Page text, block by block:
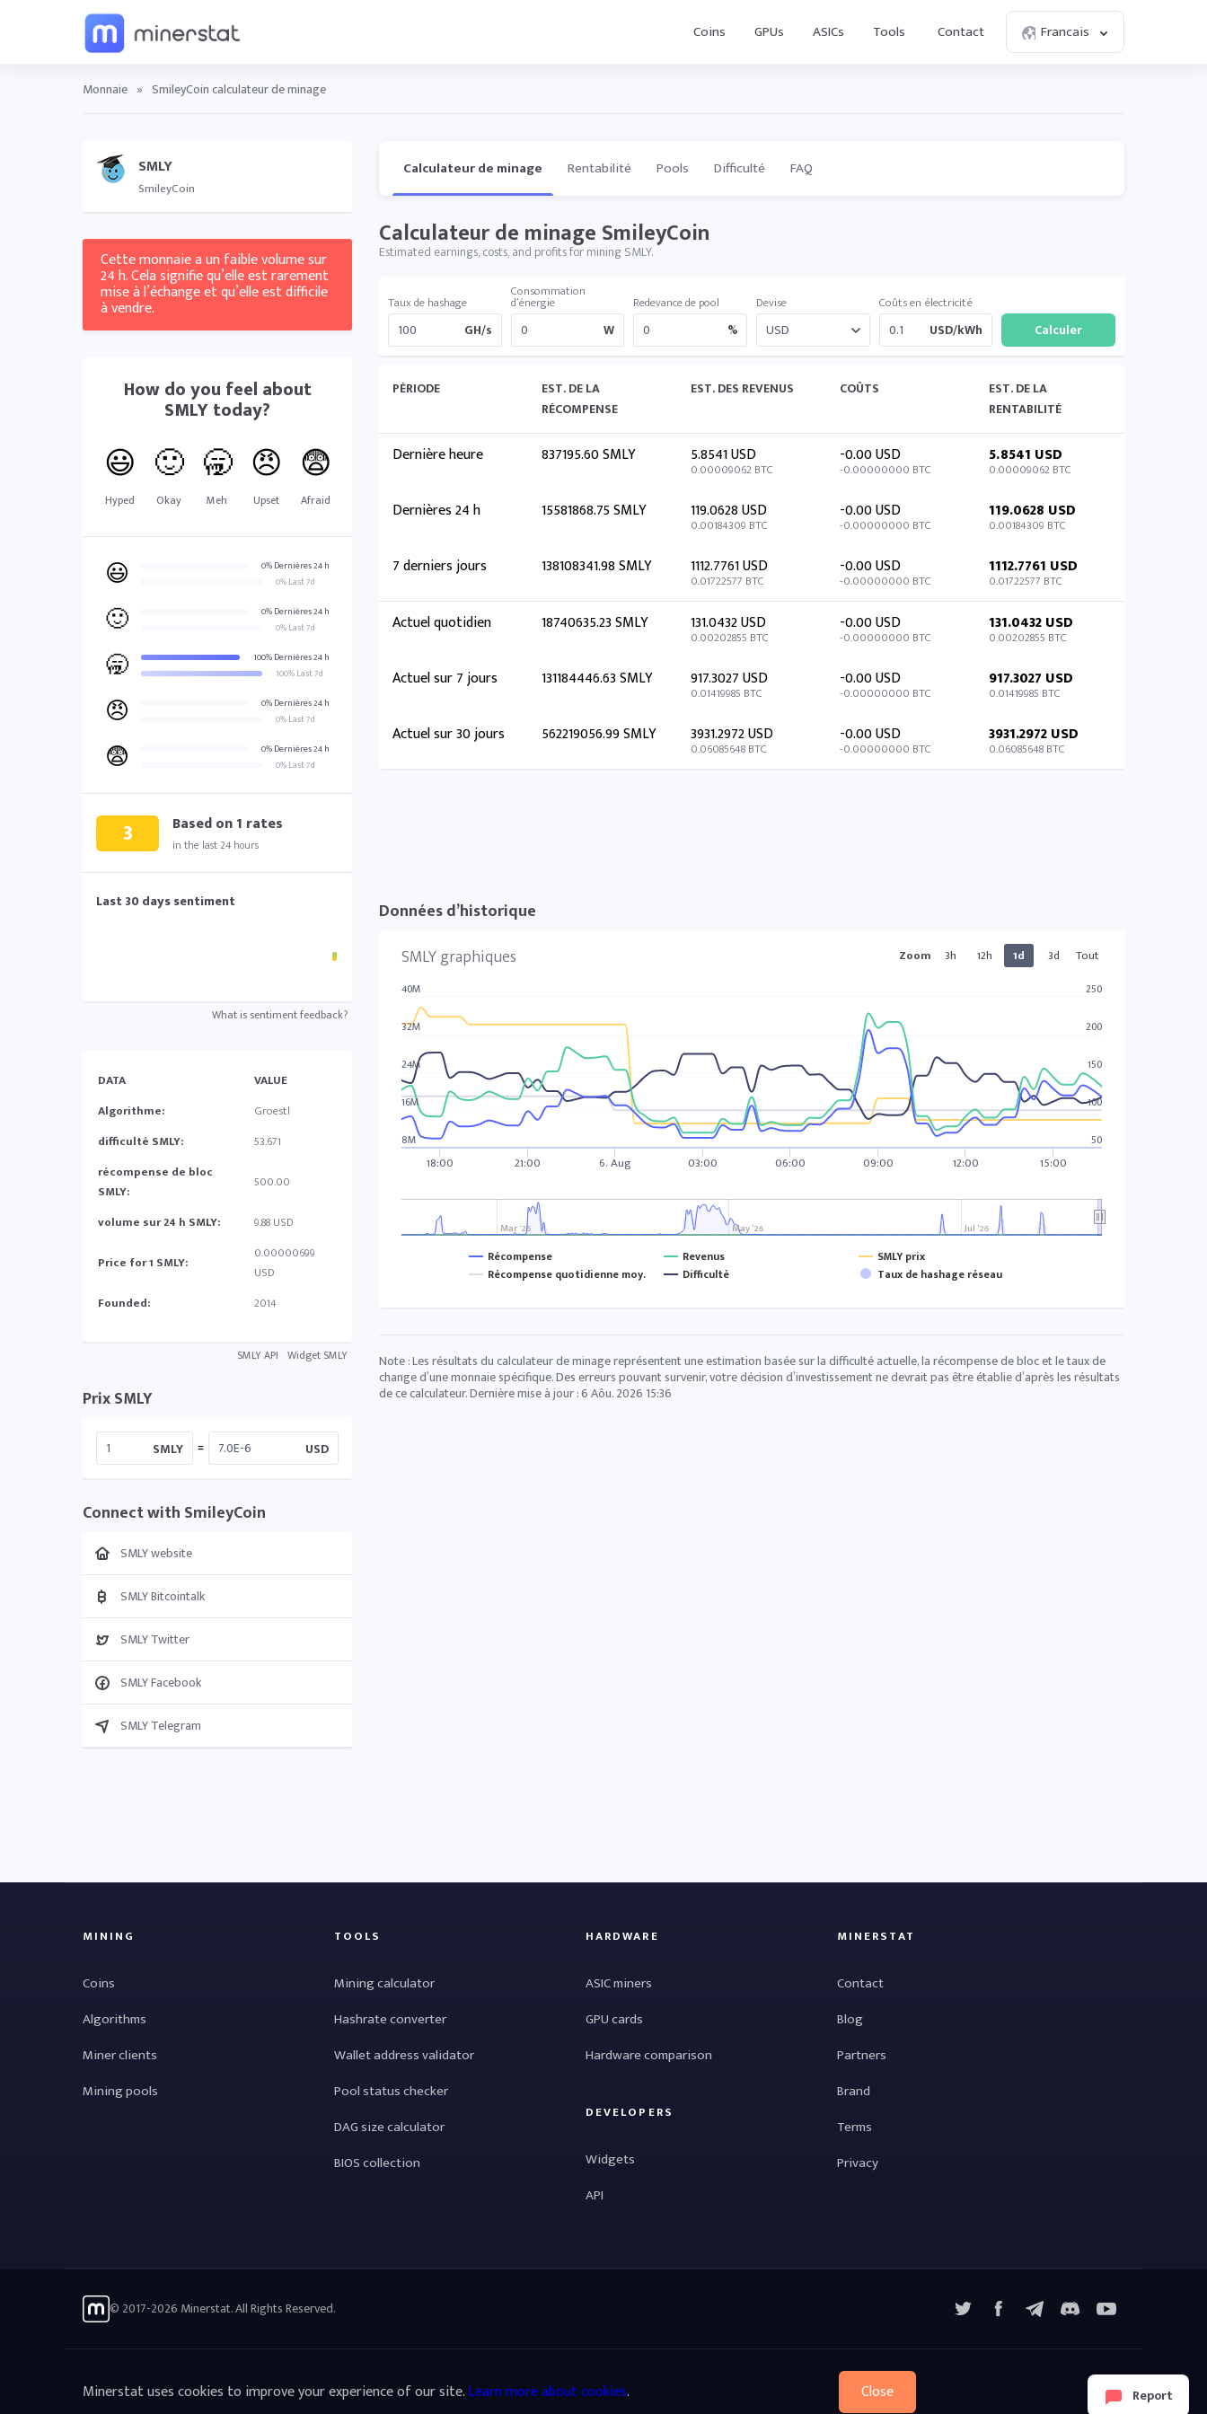
Coins GPUs ASICs Tools Contact Francais
Monnaie » SmileyCoin calculateur de minage
SMLY
SmileyCoin
Cette monnaie a un faible volume sur
24 h. Cela signifie qu’elle est rarement
mise à l’échange et qu’elle est difficile
à vendre.
How do you feel about
SMLYtoday?
😃
Hyped
🙂
Okay
🥱
Meh
😠
Upset
😨
Afraid
😃
0% Dernières 24 h
0% Last 7d
🙂
0% Dernières 24 h
0% Last 7d
🥱
100% Dernières 24 h
100% Last 7d
😠
0% Dernières 24 h
0% Last 7d
😨
0% Dernières 24 h
0% Last 7d
3 Based on1 rates
in the last 24 hours
Last 30 days sentiment
What is sentiment feedback?
DATA
VALUE
Algorithme:
Groestl
difficulté SMLY:
53.671
récompense de bloc
SMLY:
500.00
volume sur 24 h SMLY: 9.88 USD
Price for 1 SMLY:
0.00000699
USD
Founded:
2014
SMLY API Widget SMLY
Prix SMLY
SMLY = USD
Connect with SmileyCoin
SMLY website
SMLY Bitcointalk
SMLY Twitter
SMLY Facebook
SMLY Telegram
Calculateur de minage Rentabilité Pools Difficulté FAQ
Calculateur de minage SmileyCoin
Estimated earnings, costs, and profits for mining SMLY.
Taux de hashage
GH/s
Consommation
d’énergie
W
Redevance de pool
%
Devise Coûts en électricité
USD/kWh
PÉRIODE
EST. DE LA
RÉCOMPENSE
EST. DES REVENUS COÛTS
EST. DE LA
RENTABILITÉ
Dernière heure 837195.60 SMLY 5.8541 USD
0.00009062 BTC
-0.00 USD
-0.00000000 BTC
5.8541 USD
0.00009062 BTC
Dernières 24 h 15581868.75 SMLY 119.0628 USD
0.00184309 BTC
-0.00 USD
-0.00000000 BTC
119.0628 USD
0.00184309 BTC
7 derniers jours 138108341.98 SMLY 1112.7761 USD
0.01722577 BTC
-0.00 USD
-0.00000000 BTC
1112.7761 USD
0.01722577 BTC
Actuel quotidien 18740635.23 SMLY 131.0432 USD
0.00202855 BTC
-0.00 USD
-0.00000000 BTC
131.0432 USD
0.00202855 BTC
Actuel sur 7 jours 131184446.63 SMLY 917.3027 USD
0.01419985 BTC
-0.00 USD
-0.00000000 BTC
917.3027 USD
0.01419985 BTC
Actuel sur 30 jours 562219056.99 SMLY 3931.2972 USD
0.06085648 BTC
-0.00 USD
-0.00000000 BTC
3931.2972 USD
0.06085648 BTC
Données d’historique
SMLY graphiques
Zoom 3h 12h 1d 3d Tout
Récompense Revenus
SMLY prix
Récompense quotidienne moy.
Difficulté Taux de hashage réseau
18:00 21:00 6. Aug 03:00 06:00 09:00 12:00 15:00
Mar '26 May '26 Jul '26
8M
16M
24M
32M
40M
50
100
150
200
250
Note : Les résultats du calculateur de minage représentent une estimation basée sur la difficulté actuelle, la récompense de bloc et le taux de
change d’une monnaie spécifique. Des erreurs pouvant survenir, votre décision d’investissement ne devrait pas être établie d’après les résultats
de ce calculateur. Dernière mise à jour :6 Aôu. 2026 15:36
Report
MINING
Coins
Algorithms
Miner clients
Mining pools
TOOLS
Mining calculator
Hashrate converter
Wallet address validator
Pool status checker
DAG size calculator
BIOS collection
HARDWARE
ASIC miners
GPU cards
Hardware comparison
DEVELOPERS
Widgets
API
MINERSTAT
Contact
Blog
Partners
Brand
Terms
Privacy
© 2017-2026 Minerstat. All Rights Reserved. FacebookTelegramYouTube
Minerstat uses cookies to improve your experience of our site.Learn more about cookies. Close